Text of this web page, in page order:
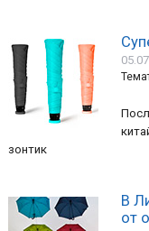
зонтик
В
от